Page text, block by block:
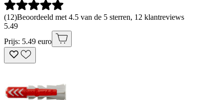
(12)Beoordeeld met 4.5 van de 5 sterren, 12 klantreviews
5.49
Prijs: 5.49 euro